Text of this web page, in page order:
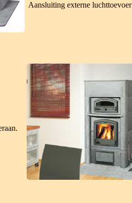
Aansluiting externe luchttoevoer